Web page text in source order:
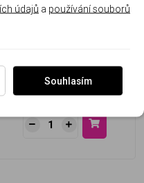
LED gel barevný -
neon 5g
Skladem
129 Kč
údajů a používání souborů
Souhlasím